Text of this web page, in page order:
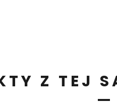
Z TEJ